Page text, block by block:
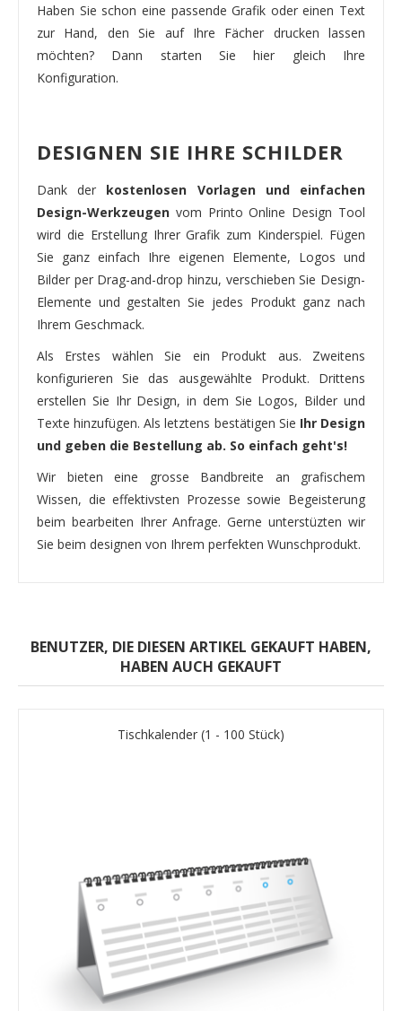
Haben Sie schon eine passende Grafik oder einen Text
zur Hand, den Sie auf Ihre Fächer drucken lassen
möchten? Dann starten Sie hier gleich Ihre
Konfiguration.
DESIGNEN SIE IHRE SCHILDER
Dank der kostenlosen Vorlagen und einfachen
Design-Werkzeugen vom Printo Online Design Tool
wird die Erstellung Ihrer Grafik zum Kinderspiel. Fügen
Sie ganz einfach Ihre eigenen Elemente, Logos und
Bilder per Drag-and-drop hinzu, verschieben Sie Design-
Elemente und gestalten Sie jedes Produkt ganz nach
Ihrem Geschmack.
Als Erstes wählen Sie ein Produkt aus. Zweitens
konfigurieren Sie das ausgewählte Produkt. Drittens
erstellen Sie Ihr Design, in dem Sie Logos, Bilder und
Texte hinzufügen. Als letztens bestätigen Sie Ihr Design
und geben die Bestellung ab. So einfach geht's!
Wir bieten eine grosse Bandbreite an grafischem
Wissen, die effektivsten Prozesse sowie Begeisterung
beim bearbeiten Ihrer Anfrage. Gerne unterstüzten wir
Sie beim designen von Ihrem perfekten Wunschprodukt.
BENUTZER, DIE DIESEN ARTIKEL GEKAUFT HABEN,
HABEN AUCH GEKAUFT
Tischkalender (1 - 100 Stück)